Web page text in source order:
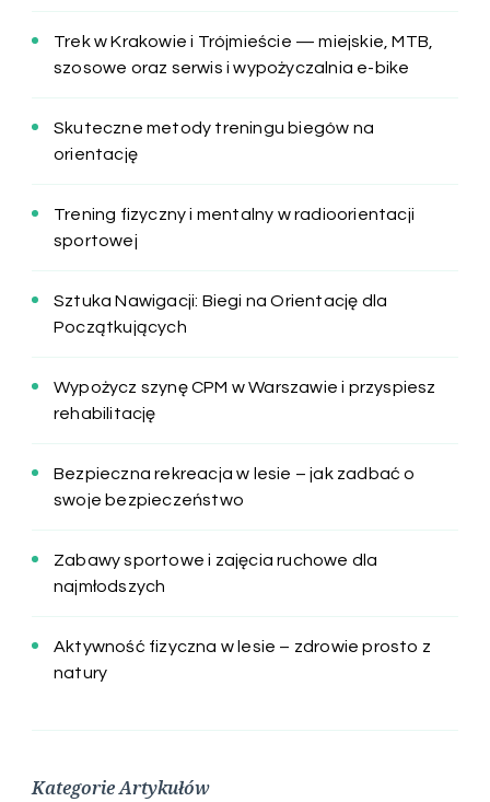
Trek w Krakowie i Trójmieście — miejskie, MTB,
szosowe oraz serwis i wypożyczalnia e-bike
Skuteczne metody treningu biegów na
orientację
Trening fizyczny i mentalny w radioorientacji
sportowej
Sztuka Nawigacji: Biegi na Orientację dla
Początkujących
Wypożycz szynę CPM w Warszawie i przyspiesz
rehabilitację
Bezpieczna rekreacja w lesie – jak zadbać o
swoje bezpieczeństwo
Zabawy sportowe i zajęcia ruchowe dla
najmłodszych
Aktywność fizyczna w lesie – zdrowie prosto z
natury
Kategorie Artykułów